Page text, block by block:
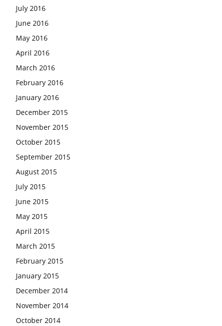
July 2016
June 2016
May 2016
April 2016
March 2016
February 2016
January 2016
December 2015
November 2015
October 2015
September 2015
August 2015
July 2015
June 2015
May 2015
April 2015
March 2015
February 2015
January 2015
December 2014
November 2014
October 2014